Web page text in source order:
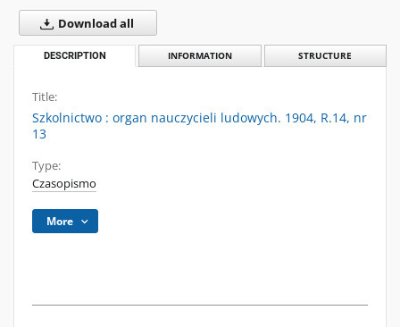
Download all
DESCRIPTION INFORMATION STRUCTURE
Title:
Szkolnictwo : organ nauczycieli ludowych. 1904, R.14, nr
13
Type:
Czasopismo
More